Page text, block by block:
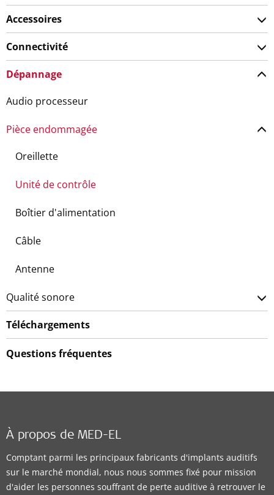
Accessoires
Connectivité
Dépannage
Audio processeur
Pièce endommagée
Oreillette
Unité de contrôle
Boîtier d'alimentation
Câble
Antenne
Qualité sonore
Téléchargements
Questions fréquentes
À propos de MED-EL
Comptant parmi les principaux fabricants d'implants auditifs
sur le marché mondial, nous nous sommes fixé pour mission
d'aider les personnes souffrant de perte auditive à retrouver le